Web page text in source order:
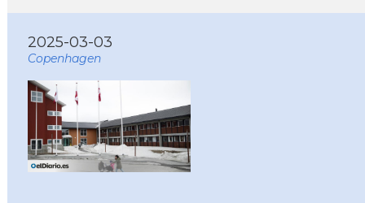
2025-03-03
Copenhagen